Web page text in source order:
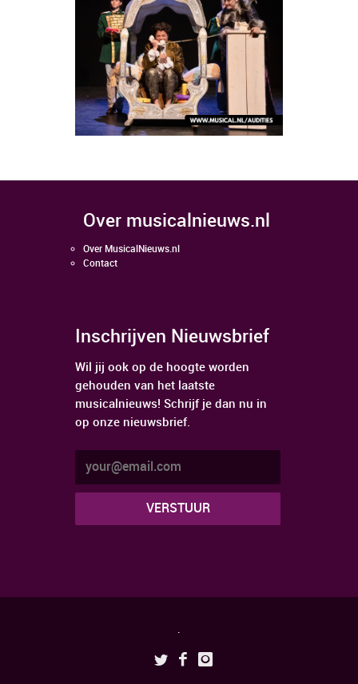
over musicalnieuws.nl
Over MusicalNieuws.nl
Contact
Inschrijven Nieuwsbrief
Wil jij ook op de hoogte worden
gehouden van het laatste
musicalnieuws! Schrijf je dan nu in
op onze nieuwsbrief.
.